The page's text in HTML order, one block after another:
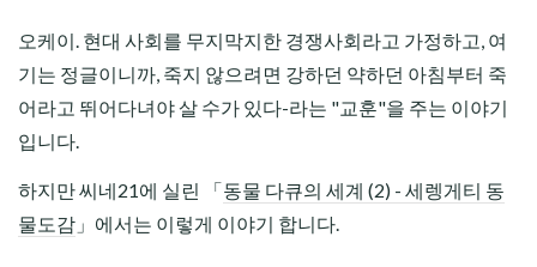
오케이. 현대 사회를 무지막지한 경쟁사회라고 가정하고, 여
기는 정글이니까, 죽지 않으려면 강하던 약하던 아침부터 죽
어라고 뛰어다녀야 살 수가 있다-라는 "교훈"을 주는 이야기
입니다.
하지만 씨네21에 실린 「동물 다큐의 세계 (2) - 세렝게티 동
물도감 」에서는 이렇게 이야기 합니다.